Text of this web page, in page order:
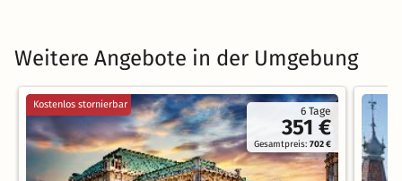
Weitere Angebote in der Umgebung
6 Tage
351 €
Gesamtpreis:702 €
Kostenlos stornierbar